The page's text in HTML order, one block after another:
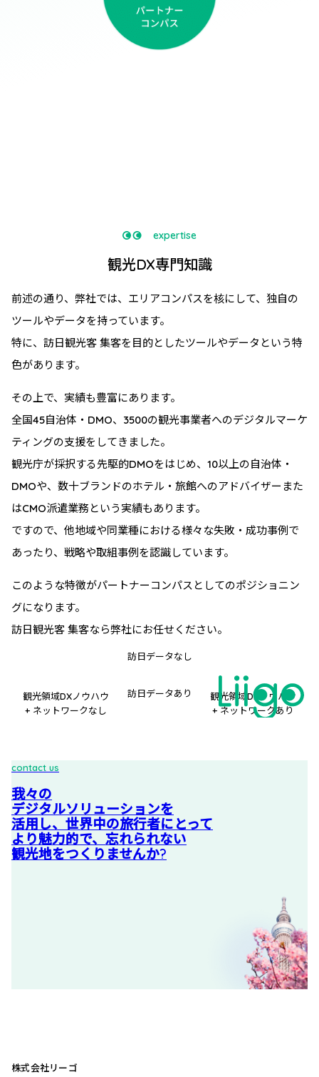
expertise
観光DX専門知識
前述の通り、弊社では、エリアコンパスを核にして、独自の
ツールやデータを持っています。
特に、訪日観光客 集客を目的としたツールやデータという特
色があります。
その上で、実績も豊富にあります。
全国45自治体・DMO、3500の観光事業者へのデジタルマーケ
ティングの支援をしてきました。
観光庁が採択する先駆的DMOをはじめ、10以上の自治体・
DMOや、数十ブランドのホテル・旅館へのアドバイザーまた
はCMO派遣業務という実績もあります。
ですので、他地域や同業種における様々な失敗・成功事例で
あったり、戦略や取組事例を認識しています。
このような特徴がパートナーコンパスとしてのポジショニン
グになります。
訪日観光客 集客なら弊社にお任せください。
訪日データあり
観光領域DXノウハウ
+ ネットワークなし
観光領域DXノウハウ
+ ネットワークあり
訪日データなし
contact us
我々の
デジタルソリューションを
活用し、世界中の旅行者にとって
より魅力的で、忘れられない
観光地をつくりませんか?
株式会社リーゴ